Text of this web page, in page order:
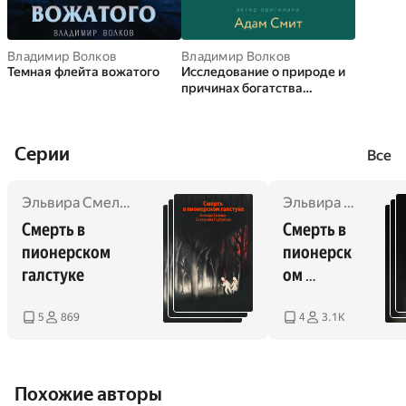
международных научных организаций. Подготовил 8
кандидатов исторических наук. Владел английским,
немецким, сербохорватским и болгарским языками.
Погиб в автокатастрофе. Похоронен в Москве на
Востряковском кладбище.
Владимир Волков
Темная флейта вожатого
Владимир Волков
Исследование о природе и
причинах богатства
Cерии Все
Эльвира Смелик Екатерина Горбунова,Владимир
Смерть в
пионерском
галстуке
5 869
Эльвира Смелик
Смерть в
пионерск
ом
4 3.1K
Похожие авторы